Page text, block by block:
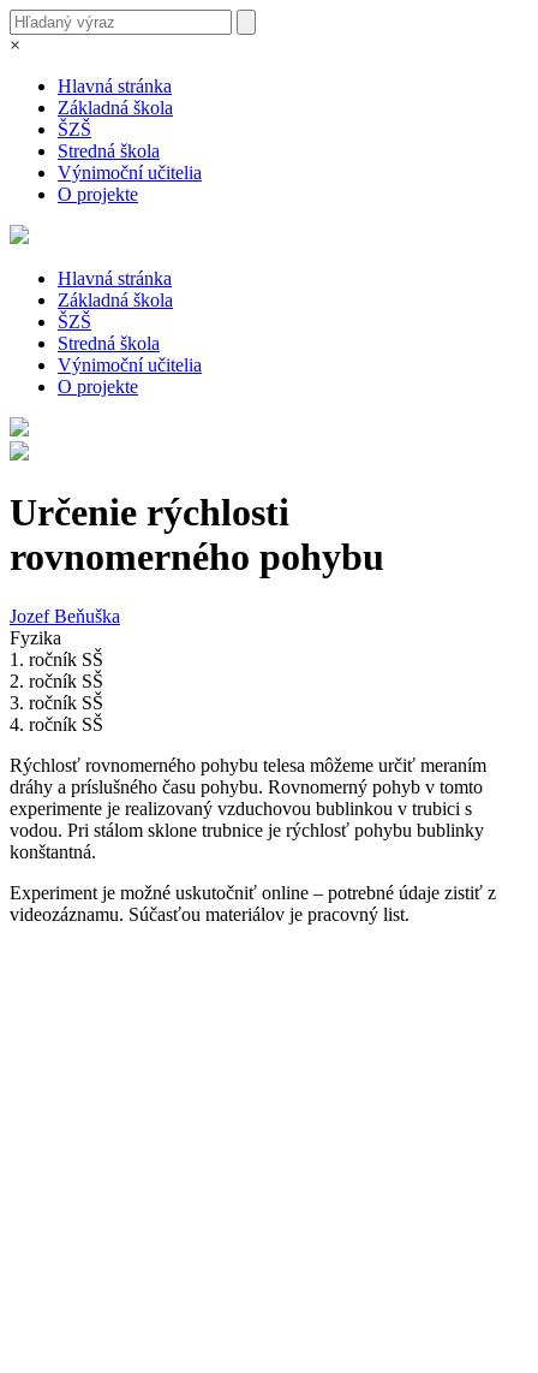
×
Hlavná stránka
Základná škola
ŠZŠ
Stredná škola
Výnimoční učitelia
O projekte
Hlavná stránka
Základná škola
ŠZŠ
Stredná škola
Výnimoční učitelia
O projekte
Určenie rýchlosti
rovnomerného pohybu
Jozef Beňuška
Fyzika
1. ročník SŠ
2. ročník SŠ
3. ročník SŠ
4. ročník SŠ
Rýchlosť rovnomerného pohybu telesa môžeme určiť meraním
dráhy a príslušného času pohybu. Rovnomerný pohyb v tomto
experimente je realizovaný vzduchovou bublinkou v trubici s
vodou. Pri stálom sklone trubnice je rýchlosť pohybu bublinky
konštantná.
Experiment je možné uskutočniť online – potrebné údaje zistiť z
videozáznamu. Súčasťou materiálov je pracovný list.